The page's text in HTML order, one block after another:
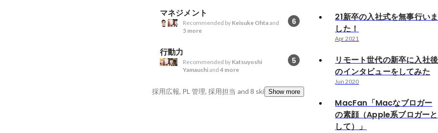
マネジメント
6
Recommended by Keisuke Ohtaand
5 more
行動力
5
Recommended by Katsuyoshi
Yamauchiand 4 more
採用広報, PL 管理, 採用担当 and 8 skillsShow more
21新卒の入社式を無事行いま
した！
Apr 2021
リモート世代の新卒に入社後
のインタビューをしてみた
Jun 2020
MacFan「Macなブロガー
の素顔（Apple系ブロガーと
して）」